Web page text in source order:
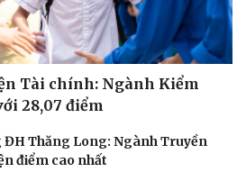
Tài chính: Ngành Kiểm
28,07 điểm
Thăng Long: Ngành Truyền
điểm cao nhất